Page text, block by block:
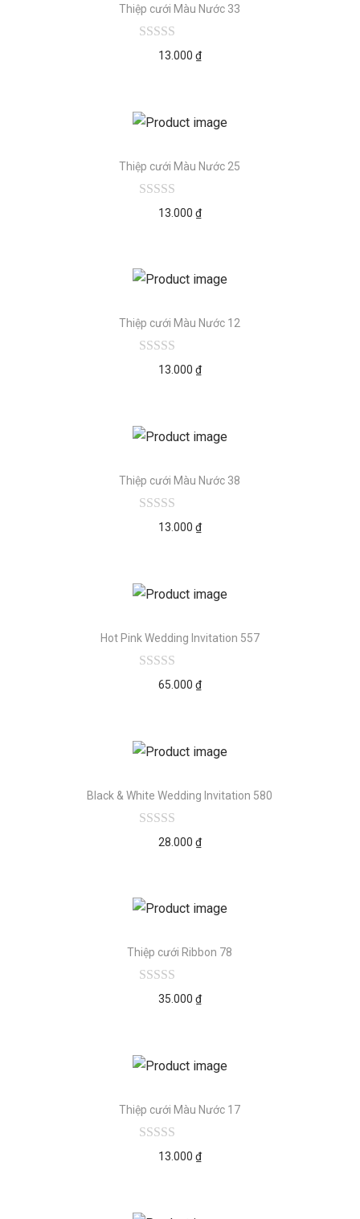
Thiệp cưới Màu Nước 33
13.000 ₫
Thiệp cưới Màu Nước 25
13.000 ₫
Thiệp cưới Màu Nước 12
13.000 ₫
Thiệp cưới Màu Nước 38
13.000 ₫
Hot Pink Wedding Invitation 557
65.000 ₫
Black & White Wedding Invitation 580
28.000 ₫
Thiệp cưới Ribbon 78
35.000 ₫
Thiệp cưới Màu Nước 17
13.000 ₫